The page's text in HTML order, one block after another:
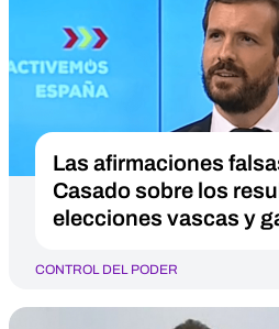
Las afirmaciones
Casado sobre los
elecciones vascas y
CONTROL DEL PODER